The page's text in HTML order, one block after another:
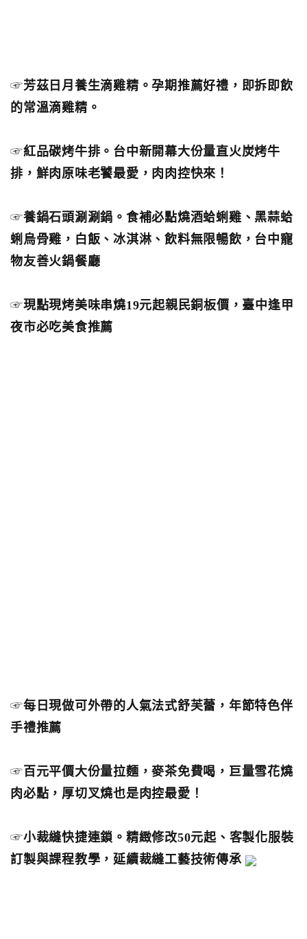
☞芳茲日月養生滴雞精。孕期推薦好禮，即拆即飲
的常溫滴雞精。
☞紅品碳烤牛排。台中新開幕大份量直火炭烤牛
排，鮮肉原味老饕最愛，肉肉控快來！
☞養鍋石頭涮涮鍋。食補必點燒酒蛤蜊雞、黑蒜蛤
蜊烏骨雞，白飯、冰淇淋、飲料無限暢飲，台中寵
物友善火鍋餐廳
☞現點現烤美味串燒19元起親民銅板價，臺中逢甲
夜市必吃美食推薦
☞每日現做可外帶的人氣法式舒芙蕾，年節特色伴
手禮推薦
☞ 百元平價大份量拉麵，麥茶免費喝，巨量雪花燒
肉必點，厚切叉燒也是肉控最愛！
☞小裁縫快捷連鎖。精緻修改50元起、客製化服裝
訂製與課程教學，延續裁縫工藝技術傳承